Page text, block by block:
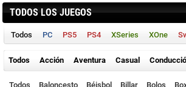
TODOS LOS JUEGOS
Todos PC PS5 PS4 XSeries XOne
Todos Acción Aventura Casual
Todos Baloncesto Béisbol Billar Bolos